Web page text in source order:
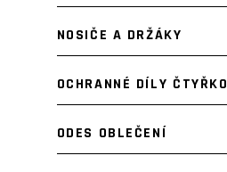
NOSIČE A DRŽÁKY
OCHRANNÉ DÍLY
ODES OBLEČENÍ